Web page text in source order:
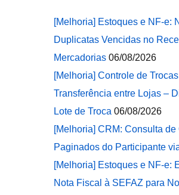
[Melhoria] Estoques e NF-e:
Duplicatas Vencidas no
Mercadorias 06/08/2026
[Melhoria] Controle de
Transferência entre Lojas –
Lote de Troca 06/08/2026
[Melhoria] CRM: Consulta
Paginados do Participante
[Melhoria] Estoques e NF-e:
Nota Fiscal à SEFAZ para